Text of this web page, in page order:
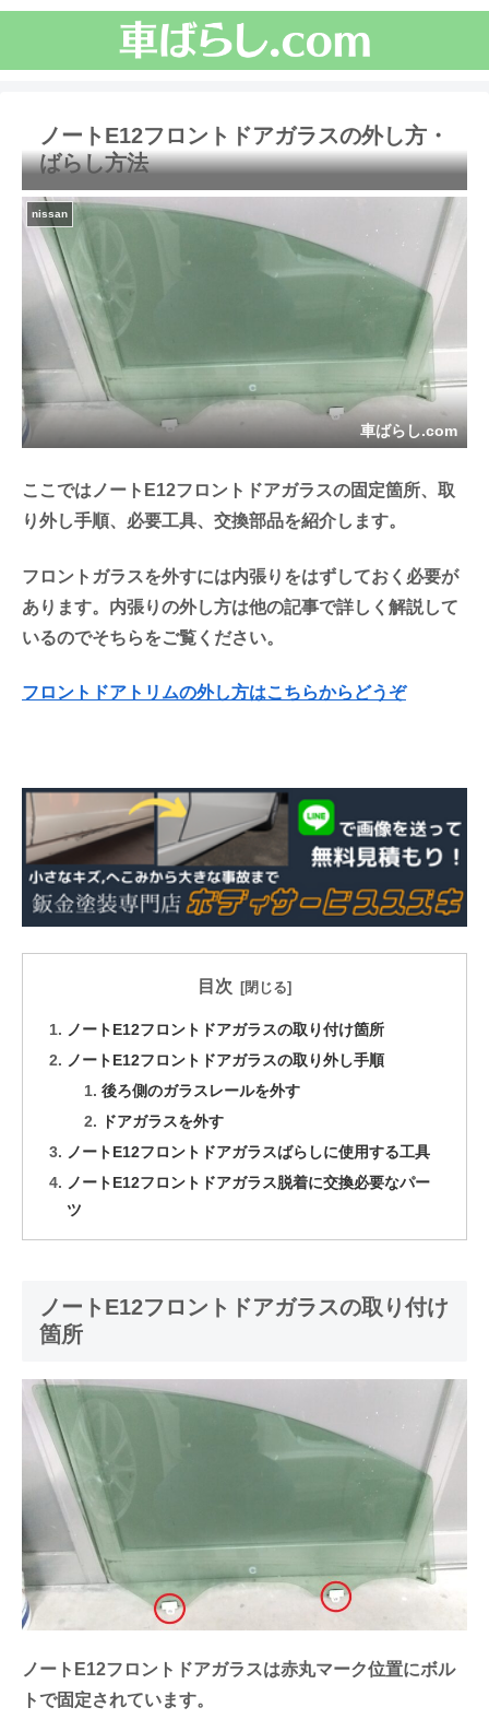
ノートE12フロントドアガラスの外し方・
ばらし方法
nissan
車ばらし.com
ここではノートE12フロントドアガラスの固定箇所、取
り外し手順、必要工具、交換部品を紹介します。
フロントガラスを外すには内張りをはずしておく必要が
あります。内張りの外し方は他の記事で詳しく解説して
いるのでそちらをご覧ください。
フロントドアトリムの外し方はこちらからどうぞ
目次
ノートE12フロントドアガラスの取り付け箇所
ノートE12フロントドアガラスの取り外し手順
後ろ側のガラスレールを外す
ドアガラスを外す
ノートE12フロントドアガラスばらしに使用する工具
ノートE12フロントドアガラス脱着に交換必要なパー
ツ
ノートE12フロントドアガラスの取り付け
箇所
ノートE12フロントドアガラスは赤丸マーク位置にボル
トで固定されています。